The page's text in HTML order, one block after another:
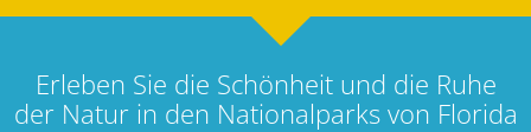
Erleben Sie die Schönheit und die Ruhe
der Natur in den Nationalparks von Florida